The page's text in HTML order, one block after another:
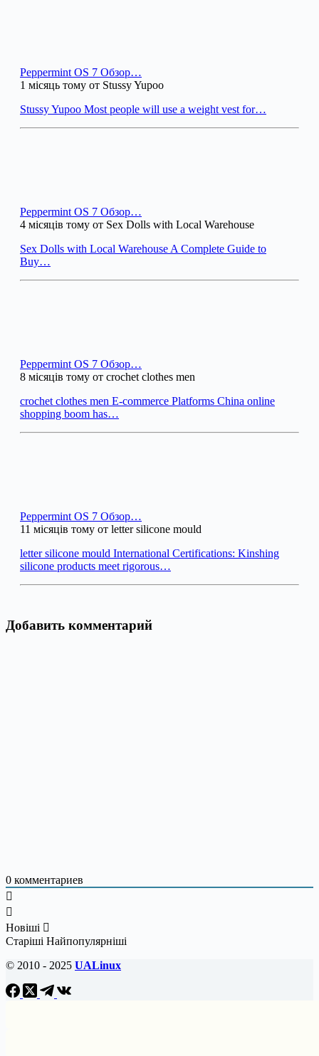
Peppermint OS 7 Обзор…
1 місяць тому от Stussy Yupoo
Stussy Yupoo Most people will use a weight vest for…
Peppermint OS 7 Обзор…
4 місяців тому от Sex Dolls with Local Warehouse
Sex Dolls with Local Warehouse A Complete Guide to
Buy…
Peppermint OS 7 Обзор…
8 місяців тому от crochet clothes men
crochet clothes men E-commerce Platforms China online
shopping boom has…
Peppermint OS 7 Обзор…
11 місяців тому от letter silicone mould
letter silicone mould International Certifications: Kinshing
silicone products meet rigorous…
Добавить комментарий
0 комментариев
Новіші
Старіші Найпопулярніші
© 2010 - 2025 UALinux